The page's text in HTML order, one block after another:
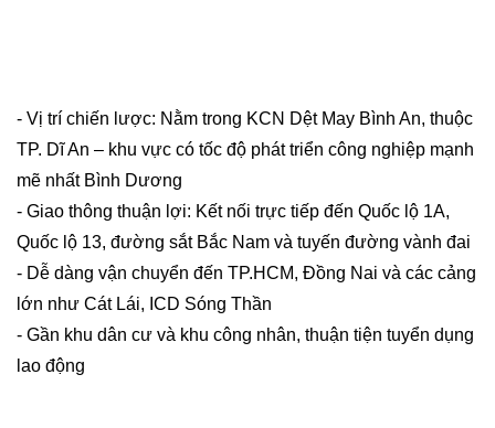
- Vị trí chiến lược: Nằm trong KCN Dệt May Bình An, thuộc
TP. Dĩ An – khu vực có tốc độ phát triển công nghiệp mạnh
mẽ nhất Bình Dương
- Giao thông thuận lợi: Kết nối trực tiếp đến Quốc lộ 1A,
Quốc lộ 13, đường sắt Bắc Nam và tuyến đường vành đai
- Dễ dàng vận chuyển đến TP.HCM, Đồng Nai và các cảng
lớn như Cát Lái, ICD Sóng Thần
- Gần khu dân cư và khu công nhân, thuận tiện tuyển dụng
lao động